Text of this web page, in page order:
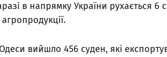
в напрямку України рухається 6
вийшло 456 суден, які